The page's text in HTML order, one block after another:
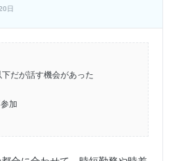
日
だが話す機会があった
加